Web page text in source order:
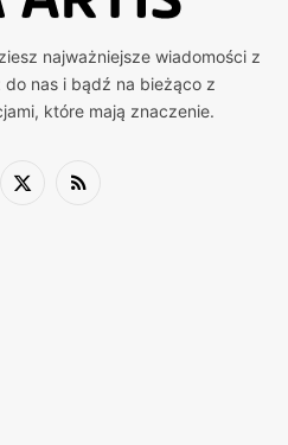
najważniejsze wiadomości z
do nas i bądź na bieżąco z
które mają znaczenie.
X
RSS